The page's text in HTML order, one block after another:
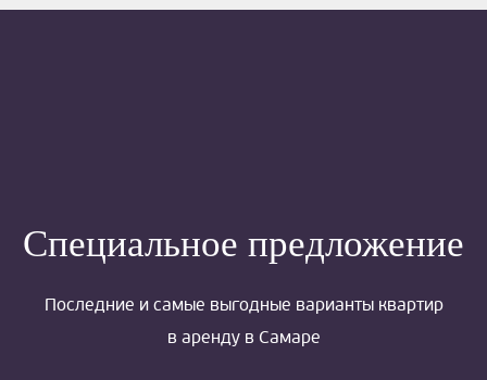
Специальное предложение
Последние и самые выгодные варианты квартир
в аренду в Самаре